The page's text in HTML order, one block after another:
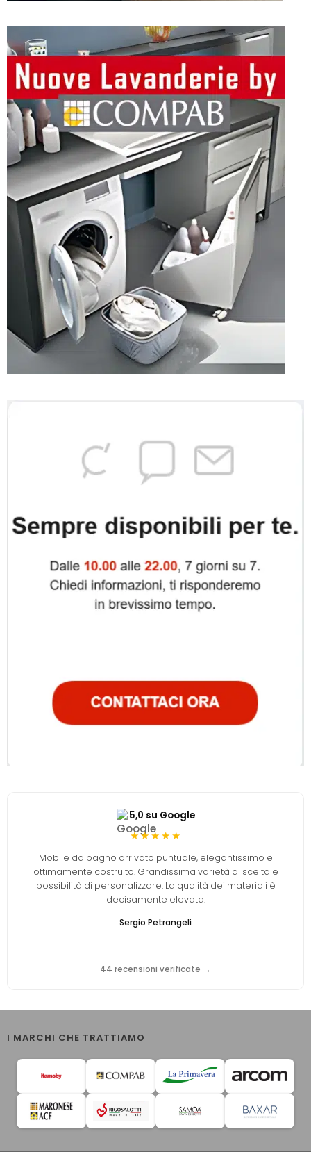
5,0 su Google
★★★★★
Mobile da bagno arrivato puntuale, elegantissimo e
ottimamente costruito. Grandissima varietà di scelta e
possibilità di personalizzare. La qualità dei materiali è
decisamente elevata.
Sergio Petrangeli
44 recensioni verificate →
I MARCHI CHE TRATTIAMO